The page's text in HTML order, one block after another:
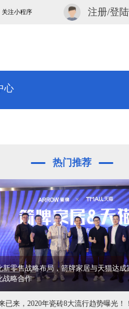
关注小程序 注册/登陆
心
热门推荐
新零售战略布局，箭牌家居与天猫达成
战略合作
已来，2020年瓷砖8大流行趋势曝光！